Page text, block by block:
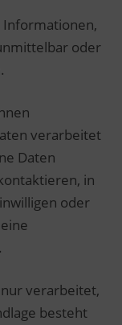
Informationen,
oder
verarbeitet
Daten
in
oder
verarbeitet,
besteht